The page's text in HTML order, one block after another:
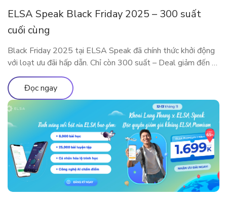
ELSA Speak Black Friday 2025 – 300 suất
cuối cùng
Black Friday 2025 tại ELSA Speak đã chính thức khởi động
với loạt ưu đãi hấp dẫn. Chỉ còn 300 suất – Deal giảm đến 5
Triệu sắp cháy hàng! Đây là dịp đặc biệt trong năm để sở
hữu các gói ELSA Premium và ELSA Pro với giá ưu đãi hiếm
có. Trải nghiệm […]
Đọc ngay